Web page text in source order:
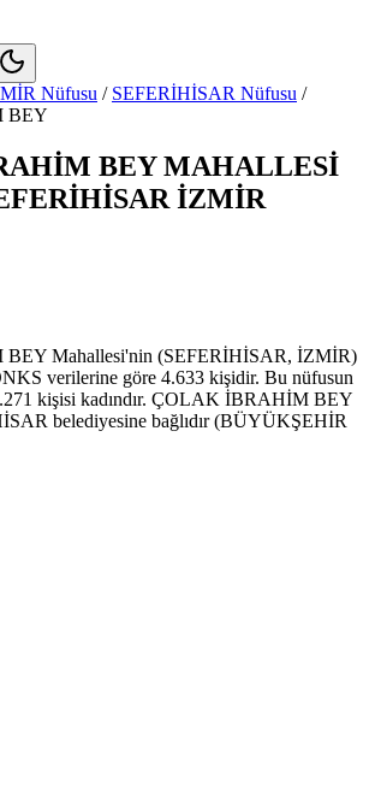
Nüfusu / SEFERİHİSAR Nüfusu /
BEY
BEYMAHALLESİ
İZMİR
Mahallesi'nin (SEFERİHİSAR, İZMİR)
verilerine göre 4.633 kişidir. Bu nüfusun
kişisi kadındır. ÇOLAK İBRAHİM BEY
belediyesine bağlıdır (BÜYÜKŞEHİR